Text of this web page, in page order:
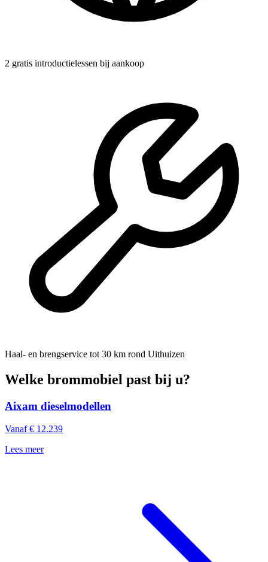
2 gratis introductielessen bij aankoop
Haal- en brengservice tot 30 km rond Uithuizen
Welke brommobiel past bij u?
Aixam dieselmodellen
Vanaf € 12.239
Lees meer